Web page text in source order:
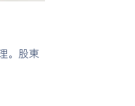
。股東